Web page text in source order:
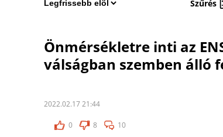
Szűrés
Önmérsékletre inti az
válságban szemben álló
2022.02.17 21:44
0 8 10